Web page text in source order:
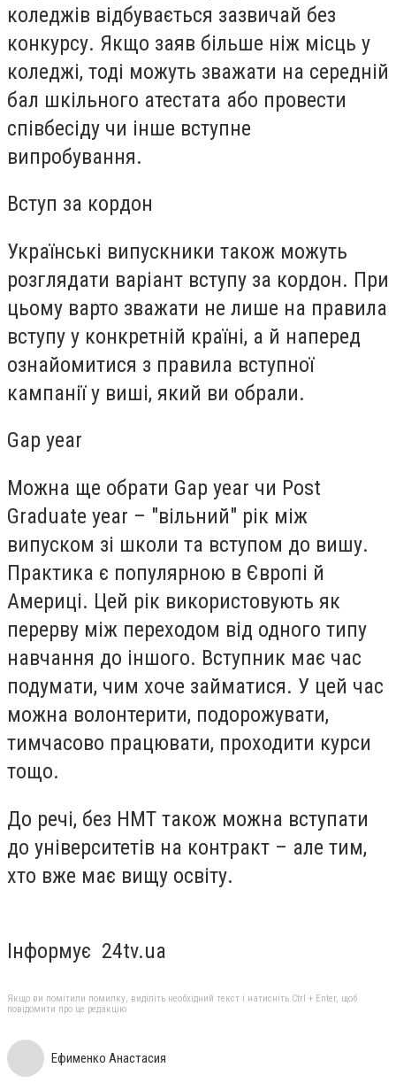
коледжів відбувається зазвичай без
конкурсу. Якщо заяв більше ніж місць у
коледжі, тоді можуть зважати на середній
бал шкільного атестата або провести
співбесіду чи інше вступне
випробування.
Вступ за кордон
Українські випускники також можуть
розглядати варіант вступу за кордон. При
цьому варто зважати не лише на правила
вступу у конкретній країні, а й наперед
ознайомитися з правила вступної
кампанії у виші, який ви обрали.
Gap year
Можна ще обрати Gap year чи Post
Graduate year – "вільний" рік між
випуском зі школи та вступом до вишу.
Практика є популярною в Європі й
Америці. Цей рік використовують як
перерву між переходом від одного типу
навчання до іншого. Вступник має час
подумати, чим хоче займатися. У цей час
можна волонтерити, подорожувати,
тимчасово працювати, проходити курси
тощо.
До речі, без НМТ також можна вступати
до університетів на контракт – але тим,
хто вже має вищу освіту.
Інформує 24tv.ua
Якщо ви помітили помилку, виділіть необхідний текст і натисніть Ctrl + Enter, щоб
повідомити про це редакцію
Ефименко Анастасия